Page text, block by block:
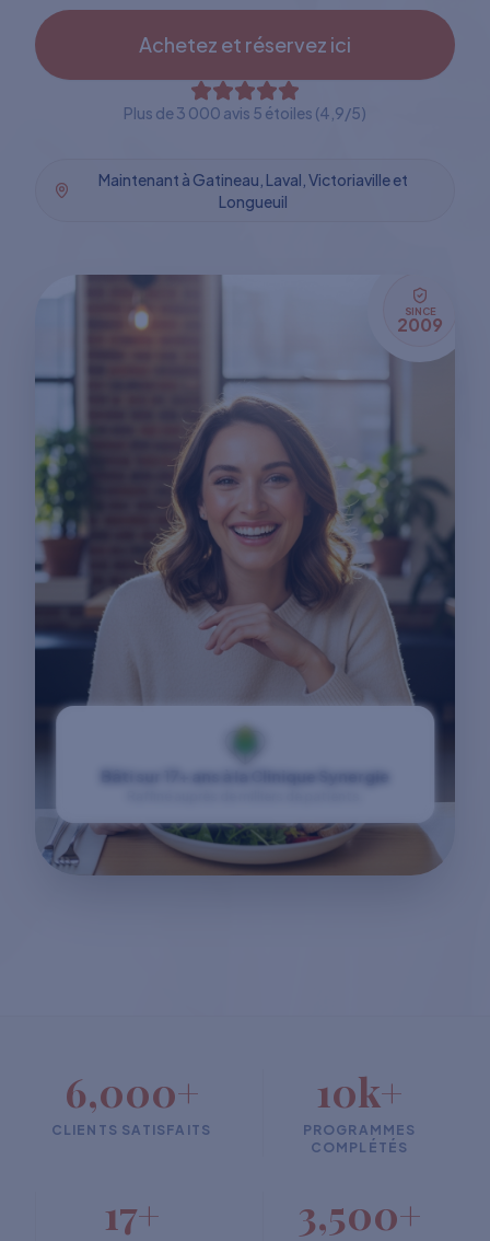
Achetez et réservez ici
Plus de 3 000 avis 5 étoiles (4,9/5)
Maintenant à Gatineau, Laval, Victoriaville et
Longueuil
SINCE
2009
Bâti sur 17+ ans à la Clinique Synergie
6,000+
CLIENTS SATISFAITS
10k+
PROGRAMMES
COMPLÉTÉS
17+ 3,500+